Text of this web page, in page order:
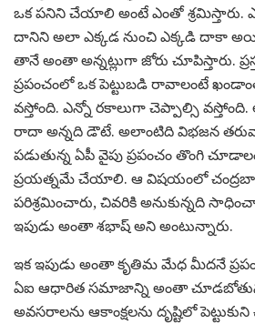
ఒక పనిని చేయాలి అంటే ఎంతో శ్రమిస్తారు.
దానిని అలా ఎక్కడ నుంచి ఎక్కడి దాకా
తానే అంతా అన్నట్లుగా జోరు చూపిస్తారు.
ప్రపంచంలో ఒక పెట్టుబడి రావాలంటే
వస్తోంది. ఎన్నో రకాలుగా చెప్పాల్సి
రాదా అన్నది డౌటే. అలాంటిది విభజన
పడుతున్న ఏపీ వైపు ప్రపంచం తొంగి
ప్రయత్నమే చేయాలి. ఆ విషయంలో
పరిశ్రమించారు, చివరికి అనుకున్నది
ఇపుడు అంతా శభాష్ అని అంటున్నారు.
ఇక ఇపుడు అంతా కృతిమ మేధ మీదనే
ఏఐ ఆధారిత సమాజాన్ని అంతా
అవసరాలను ఆకాంక్షలను దృష్టిలో